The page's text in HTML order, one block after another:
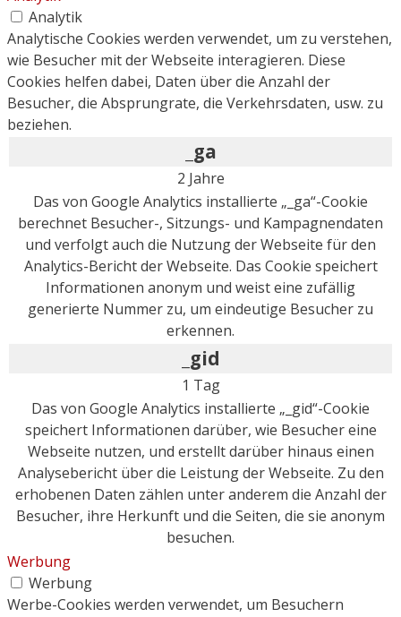
Analytik
Analytische Cookies werden verwendet, um zu verstehen,
wie Besucher mit der Webseite interagieren. Diese
Cookies helfen dabei, Daten über die Anzahl der
Besucher, die Absprungrate, die Verkehrsdaten, usw. zu
beziehen.
_ga
2 Jahre
Das von Google Analytics installierte „_ga“-Cookie
berechnet Besucher-, Sitzungs- und Kampagnendaten
und verfolgt auch die Nutzung der Webseite für den
Analytics-Bericht der Webseite. Das Cookie speichert
Informationen anonym und weist eine zufällig
generierte Nummer zu, um eindeutige Besucher zu
erkennen.
_gid
1 Tag
Das von Google Analytics installierte „_gid“-Cookie
speichert Informationen darüber, wie Besucher eine
Webseite nutzen, und erstellt darüber hinaus einen
Analysebericht über die Leistung der Webseite. Zu den
erhobenen Daten zählen unter anderem die Anzahl der
Besucher, ihre Herkunft und die Seiten, die sie anonym
besuchen.
Werbung
Werbung
Werbe-Cookies werden verwendet, um Besuchern